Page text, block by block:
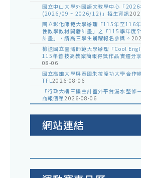
國立中山大學外國語文教學中心「
(2026/09 ~ 2026/12)」招生資訊
國立彰化師範大學辦理「115年至116
性教學教材開發計畫」之「115學年度
計畫」，請高三學生踴躍報名參與。
檢送國立臺灣師範大學辦理「Cool
115年普技高教案簡報得獎作品實體分
08-06
國立高雄大學與泰國朱拉隆功大學合作
TFL2026-08-06
「行政大樓三樓主計室外平台漏水整修
商報價單2026-08-06
網站連結